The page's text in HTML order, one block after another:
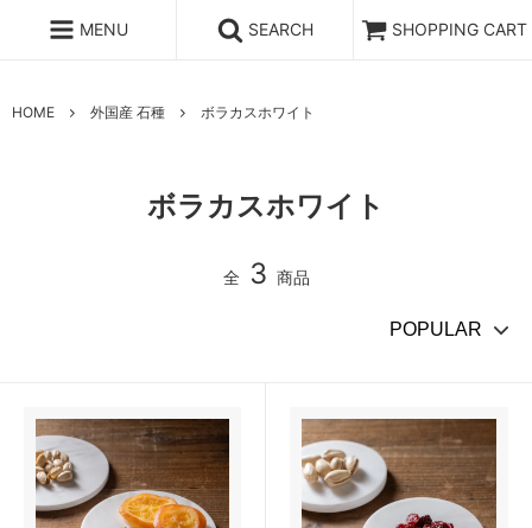
MENU SEARCH SHOPPING CART
HOME 外国産 石種 ボラカスホワイト
ボラカスホワイト
全 3 商品